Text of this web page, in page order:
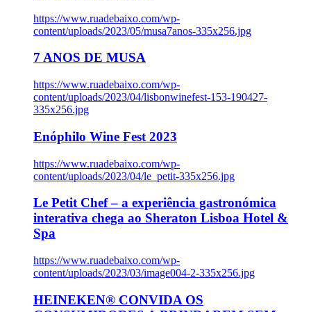
https://www.ruadebaixo.com/wp-
content/uploads/2023/05/musa7anos-335x256.jpg
7 ANOS DE MUSA
https://www.ruadebaixo.com/wp-
content/uploads/2023/04/lisbonwinefest-153-190427-
335x256.jpg
Enóphilo Wine Fest 2023
https://www.ruadebaixo.com/wp-
content/uploads/2023/04/le_petit-335x256.jpg
Le Petit Chef – a experiência gastronómica
interativa chega ao Sheraton Lisboa Hotel &
Spa
https://www.ruadebaixo.com/wp-
content/uploads/2023/03/image004-2-335x256.jpg
HEINEKEN® CONVIDA OS